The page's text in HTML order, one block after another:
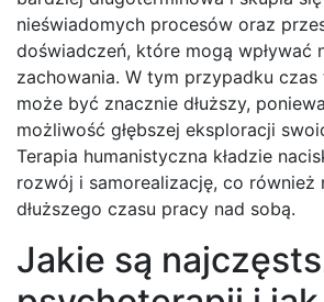
nieświadomych procesów oraz
doświadczeń, które mogą wpływać
zachowania. W tym przypadku
może być znacznie dłuższy,
możliwość głębszej eksploracji
Terapia humanistyczna kładzie
rozwój i samorealizację, co również
dłuższego czasu pracy nad sobą.
Jakie są